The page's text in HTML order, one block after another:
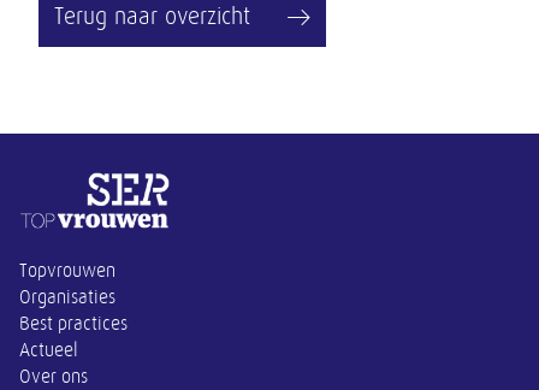
Terug naar overzicht
Overige informatie
Topvrouwen
Organisaties
Best practices
Actueel
Over ons